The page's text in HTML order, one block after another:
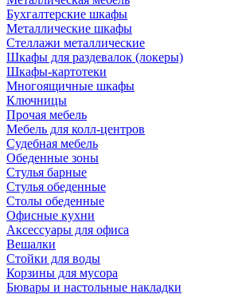
Бухгалтерские шкафы
Металлические шкафы
Стеллажи металлические
Шкафы для раздевалок (локеры)
Шкафы-картотеки
Многоящичные шкафы
Ключницы
Прочая мебель
Мебель для колл-центров
Судебная мебель
Обеденные зоны
Стулья барные
Стулья обеденные
Столы обеденные
Офисные кухни
Аксессуары для офиса
Вешалки
Стойки для воды
Корзины для мусора
Бювары и настольные накладки